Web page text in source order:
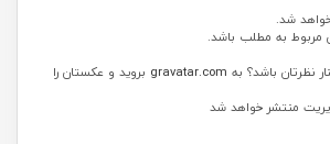
شد.
مربوط به مطلب باشد.
نظرتان باشد؟ به gravatar.com بروید و عکستان را
منتشر خواهد شد